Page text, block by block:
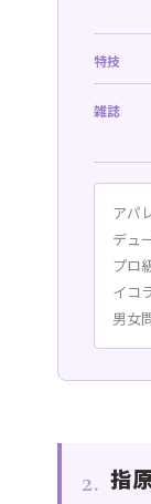
特技
雑誌
アパ
デュ
プロ
イコ
男女
2. 指